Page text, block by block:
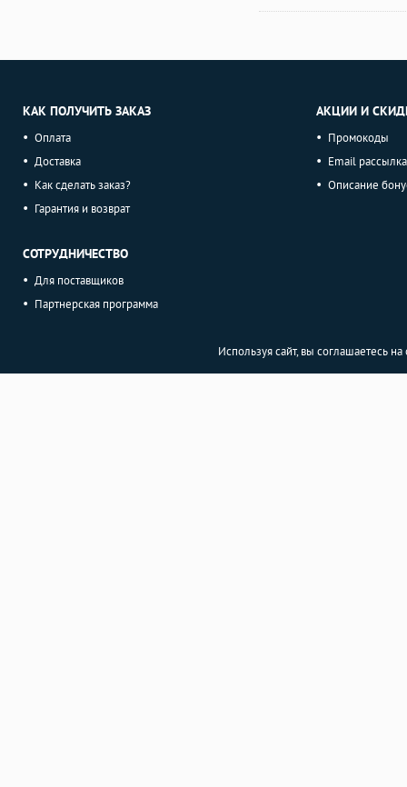
КАК ПОЛУЧИТЬ ЗАКАЗ
Оплата
Доставка
Как сделать заказ?
Гарантия и возврат
СОТРУДНИЧЕСТВО
Для поставщиков
Партнерская программа
АКЦИИ И
Промокоды
Email рассылка
Описание
Используя сайт, вы соглашаетесь